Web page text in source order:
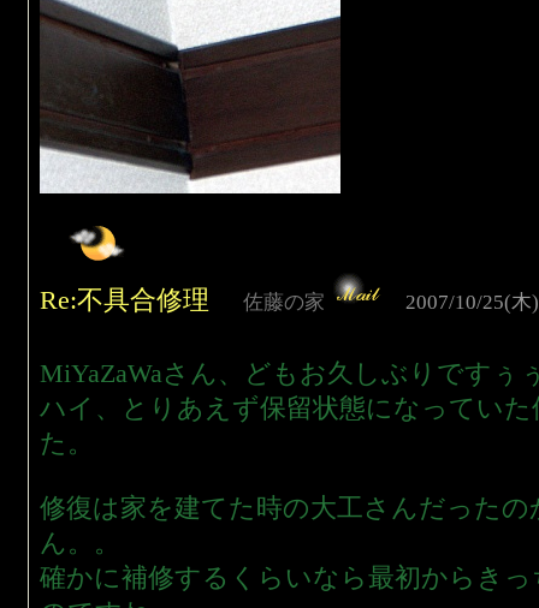
Re:不具合修理 佐藤の家 2007/10/25(木
MiYaZaWaさん、どもお久しぶりですぅ
ハイ、とりあえず保留状態になってい
た。
修復は家を建てた時の大工さんだった
ん。。
確かに補修するくらいなら最初からき